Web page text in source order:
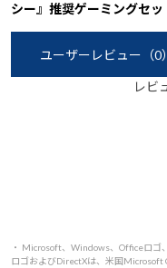
シー』推奨ゲーミングセ
ユーザーレビュー （0）
レビ
・ Microsoft、Windows、Officeロ
ロゴおよびDirectXは、米国Microsoft